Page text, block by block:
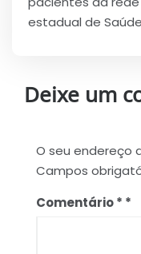
Post
estadual de Saúde
Deixe um
O seu endereço
Campos
Comentário*